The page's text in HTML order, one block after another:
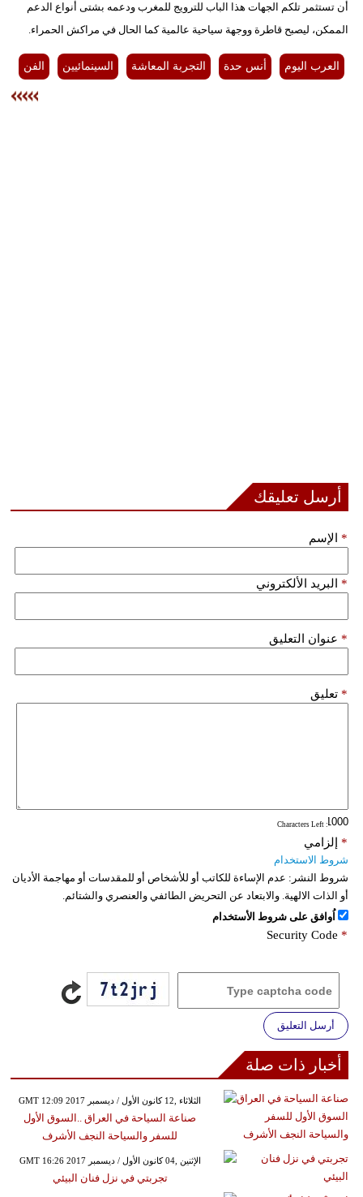
أن تستثمر تلكم الجهات هذا الباب للترويج للمغرب ودعمه بشتى أنواع الدعم
الممكن، ليصبح قاطرة ووجهة سياحية عالمية كما الحال في مراكش الحمراء.
العرب اليوم أنس حدة التجربة المعاشة السينمائيين الفن
أرسل تعليقك
الإسم *
البريد الألكتروني *
عنوان التعليق *
تعليق *
: Characters Left
إلزامي *
شروط الاستخدام
شروط النشر: عدم الإساءة للكاتب أو للأشخاص أو للمقدسات أو مهاجمة الأديان
أو الذات الالهية. والابتعاد عن التحريض الطائفي والعنصري والشتائم.
اُوافق على شروط الأستخدام
Security Code *
أرسل التعليق
أخبار ذات صلة
GMT 12:09 2017 الثلاثاء ,12 كانون الأول / ديسمبر
صناعة السياحة في العراق ..السوق الأول
للسفر والسياحة النجف الأشرف
GMT 16:26 2017 الإثنين ,04 كانون الأول / ديسمبر
تجربتي في نزل فنان البيئي